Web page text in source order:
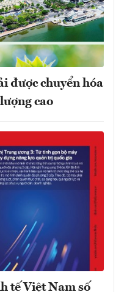
được chuyển hóa
cao
tế Việt Nam số